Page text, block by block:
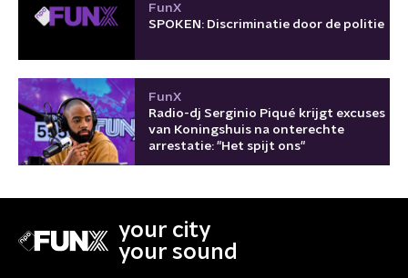
FunX
SPOKEN: Discriminatie door de politie
FunX
Radio-dj Serginio Piqué krijgt excuses
van Koningshuis na onterechte
arrestatie: "Het spijt ons"
your city
your sound